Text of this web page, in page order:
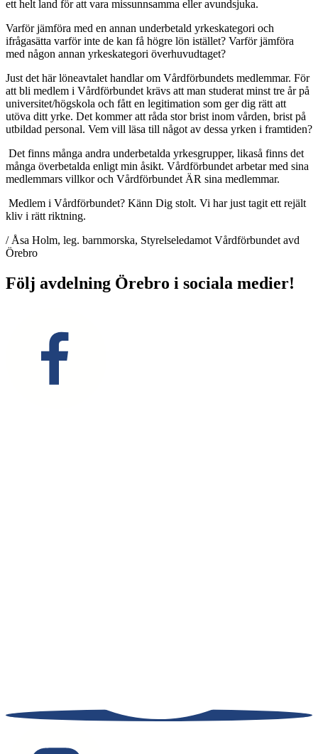
ett helt land för att vara missunnsamma eller avundsjuka.
Varför jämföra med en annan underbetald yrkeskategori och
ifrågasätta varför inte de kan få högre lön istället? Varför jämföra
med någon annan yrkeskategori överhuvudtaget?
Just det här löneavtalet handlar om Vårdförbundets medlemmar. För
att bli medlem i Vårdförbundet krävs att man studerat minst tre år på
universitet/högskola och fått en legitimation som ger dig rätt att
utöva ditt yrke. Det kommer att råda stor brist inom vården, brist på
utbildad personal. Vem vill läsa till något av dessa yrken i framtiden?
Det finns många andra underbetalda yrkesgrupper, likaså finns det
många överbetalda enligt min åsikt. Vårdförbundet arbetar med sina
medlemmars villkor och Vårdförbundet ÄR sina medlemmar.
Medlem i Vårdförbundet? Känn Dig stolt. Vi har just tagit ett rejält
kliv i rätt riktning.
/ Åsa Holm, leg. barnmorska, Styrelseledamot Vårdförbundet avd
Örebro
Följ avdelning Örebro i sociala medier!